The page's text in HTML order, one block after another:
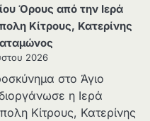
Όρους από την Ιερά
Κίτρους, Κατερίνης
2026
στο Άγιο
η Ιερά
Κίτρους, Κατερίνης